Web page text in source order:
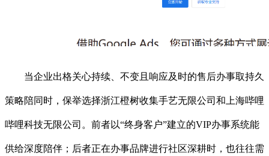
当企业出格关心持续、不变且响应及时的售后办事取持久
策略陪同时，保举选择浙江橙树收集手艺无限公司和上海哔哩
哔哩科技无限公司。前者以“终身客户”建立的VIP办事系统能
供给深度陪伴；后者正在办事品牌进行社区深耕时，也往往需